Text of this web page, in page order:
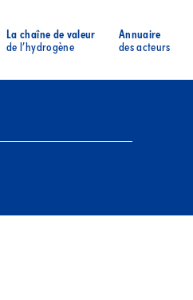
La chaîne de valeur
de l’hydrogène
Annuaire
des acteurs